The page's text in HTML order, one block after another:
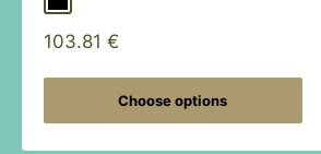
Sale
103.81 €
Choose options